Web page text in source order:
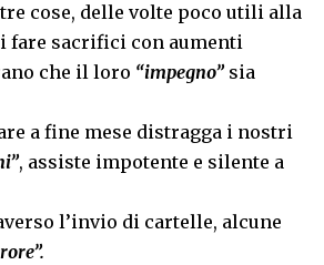
cose, delle volte poco utili alla
fare sacrifici con aumenti
che il loro “impegno” sia
a fine mese distragga i nostri
, assiste impotente e silente a
l’invio di cartelle, alcune